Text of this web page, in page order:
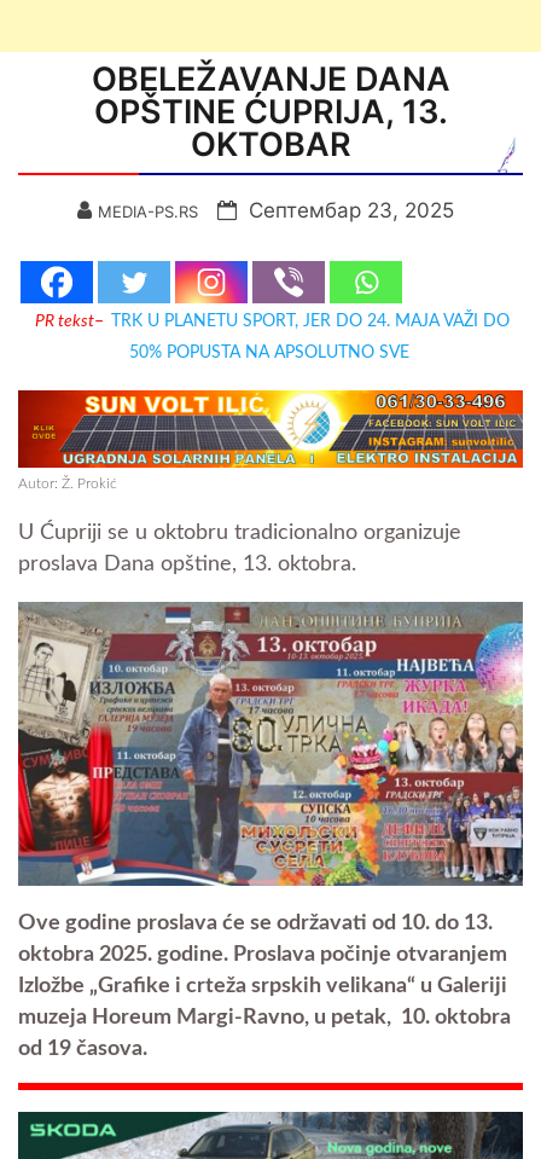
OBELEŽAVANJE DANA
OPŠTINE ĆUPRIJA, 13.
OKTOBAR
MEDIA-PS.RS Септембар 23, 2025
PR tekst–
TRK U PLANETU SPORT, JER DO 24. MAJA VAŽI DO
50% POPUSTA NA APSOLUTNO SVE
Autor: Ž. Prokić
U Ćupriji se u oktobru tradicionalno organizuje
proslava Dana opštine, 13. oktobra.
Ove godine proslava će se održavati od 10. do 13.
oktobra 2025. godine. Proslava počinje otvaranjem
Izložbe „Grafike i crteža srpskih velikana“ u Galeriji
muzeja Horeum Margi-Ravno, u petak, 10. oktobra
od 19 časova.